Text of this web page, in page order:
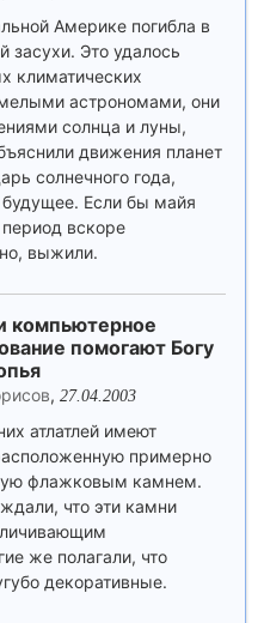
Америке погибла в
засухи. Это удалось
климатических
астрономами, они
солнца и луны,
движения планет
солнечного года,
будущее. Если бы майя
период вскоре
выжили.
компьютерное
помогают Богу
, 27.04.2003
атлатлей имеют
примерно
флажковым камнем.
что эти камни
же полагали, что
декоративные.